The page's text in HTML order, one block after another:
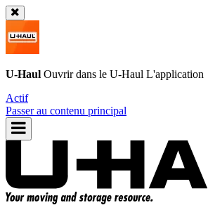
U-Haul Ouvrir dans le U-Haul L'application
Actif
Passer au contenu principal